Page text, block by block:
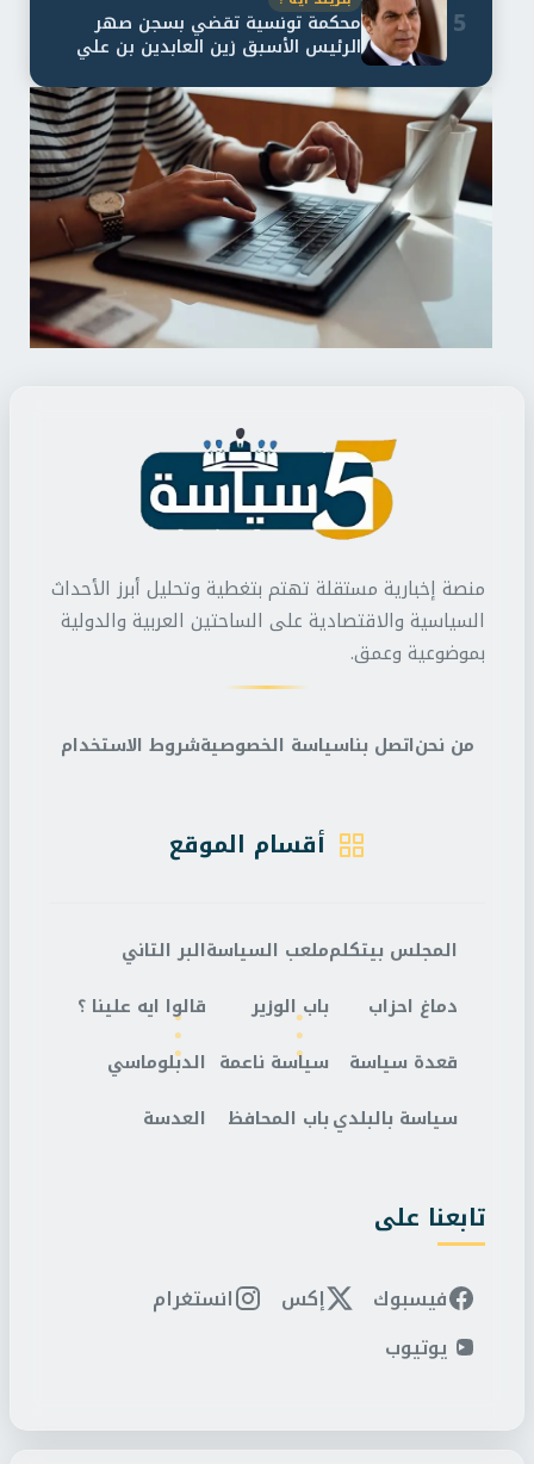
5 محكمة تونسية تقضي بسجن صهر
الرئيس الأسبق زين العابدين بن علي
منصة إخبارية مستقلة تهتم بتغطية وتحليل أبرز الأحداث
السياسية والاقتصادية على الساحتين العربية والدولية
بموضوعية وعمق.
من نحناتصل بناسياسة الخصوصيةشروط الاستخدام
أقسام الموقع
المجلس بيتكلم
دماغ احزاب
قعدة سياسة
سياسة بالبلدي
ملعب السياسة
باب الوزير
سياسة ناعمة
باب المحافظ
البر التاني
قالوا ايه علينا ؟
الدبلوماسي
العدسة
تابعنا على
فيسبوك إكس
انستغرام
يوتيوب